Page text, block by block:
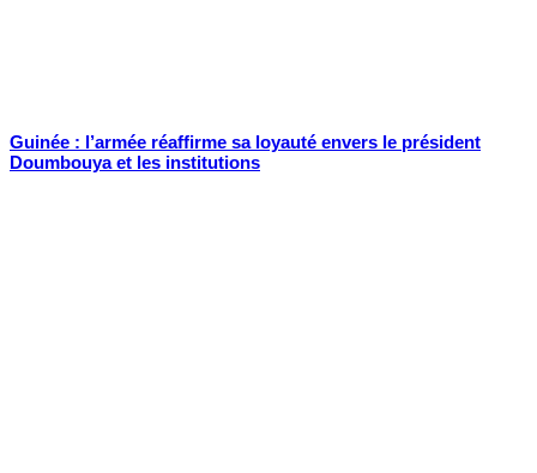
Guinée : l’armée réaffirme sa loyauté envers le président
Doumbouya et les institutions